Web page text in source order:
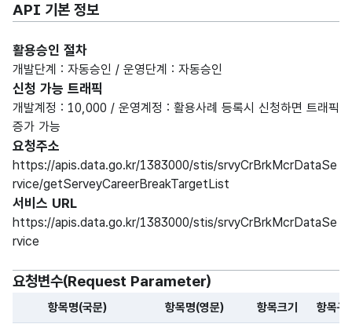
API 기본 정보
활용승인 절차
개발단계 : 자동승인 / 운영단계 : 자동승인
신청 가능 트래픽
개발계정 : 10,000 / 운영계정 : 활용사례 등록시 신청하면 트래픽
증가 가능
요청주소
https://apis.data.go.kr/1383000/stis/srvyCrBrkMcrDataSe
rvice/getServeyCareerBreakTargetList
서비스 URL
https://apis.data.go.kr/1383000/stis/srvyCrBrkMcrDataSe
rvice
요청변수(Request Parameter)
항목명(국문) 항목명(영문) 항목크기 항목구